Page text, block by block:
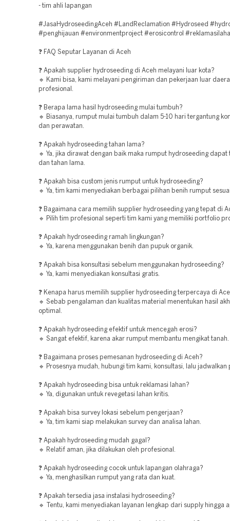
- tim ahli lapangan
#JasaHydroseedingAceh #LandReclamation #Hydroseed
#penghijauan #environmentproject #erosicontrol
❓ FAQ Seputar Layanan di Aceh
❓ Apakah supplier hydroseeding di Aceh melayani luar kota?
🔹 Kami bisa, kami melayani pengiriman dan pekerjaan luar
profesional.
❓ Berapa lama hasil hydroseeding mulai tumbuh?
🔹 Biasanya, rumput mulai tumbuh dalam 5-10 hari tergantung
dan perawatan.
❓ Apakah hydroseeding tahan lama?
🔹 Ya, jika dirawat dengan baik maka rumput hydroseeding dapat
dan tahan lama.
❓ Apakah bisa custom jenis rumput untuk hydroseeding?
🔹 Ya, tim kami menyediakan berbagai pilihan benih rumput
❓ Bagaimana cara memilih supplier hydroseeding yang tepat di
🔹 Pilih tim profesional seperti tim kami yang memiliki portfolio
❓ Apakah hydroseeding ramah lingkungan?
🔹 Ya, karena menggunakan benih dan pupuk organik.
❓ Apakah bisa konsultasi sebelum menggunakan hydroseeding?
🔹 Ya, kami menyediakan konsultasi gratis.
❓ Kenapa harus memilih supplier hydroseeding terpercaya di
🔹 Sebab pengalaman dan kualitas material menentukan hasil
optimal.
❓ Apakah hydroseeding efektif untuk mencegah erosi?
🔹 Sangat efektif, karena akar rumput membantu mengikat tanah.
❓ Bagaimana proses pemesanan hydroseeding di Aceh?
🔹 Prosesnya mudah, hubungi tim kami, konsultasi, lalu jadwalkan
❓ Apakah hydroseeding bisa untuk reklamasi lahan?
🔹 Ya, digunakan untuk revegetasi lahan kritis.
❓ Apakah bisa survey lokasi sebelum pengerjaan?
🔹 Ya, tim kami siap melakukan survey dan analisa lahan.
❓ Apakah hydroseeding mudah gagal?
🔹 Relatif aman, jika dilakukan oleh profesional.
❓ Apakah hydroseeding cocok untuk lapangan olahraga?
🔹 Ya, menghasilkan rumput yang rata dan kuat.
❓ Apakah tersedia jasa instalasi hydroseeding?
🔹 Tentu, kami menyediakan layanan lengkap dari supply hingga